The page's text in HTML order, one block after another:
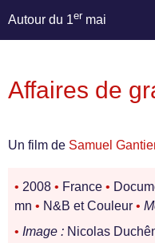
Autour du 1er mai
Affaires de
Un film de Samuel
• 2008 • France •
mn • N&B et Couleur •
• Image : Nicolas